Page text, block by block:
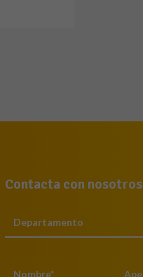
Contacta con nosotros